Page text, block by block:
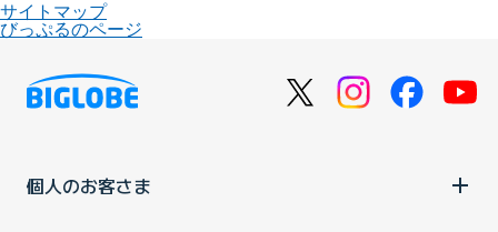
サイトマップ
びっぷるのページ
個人のお客さま